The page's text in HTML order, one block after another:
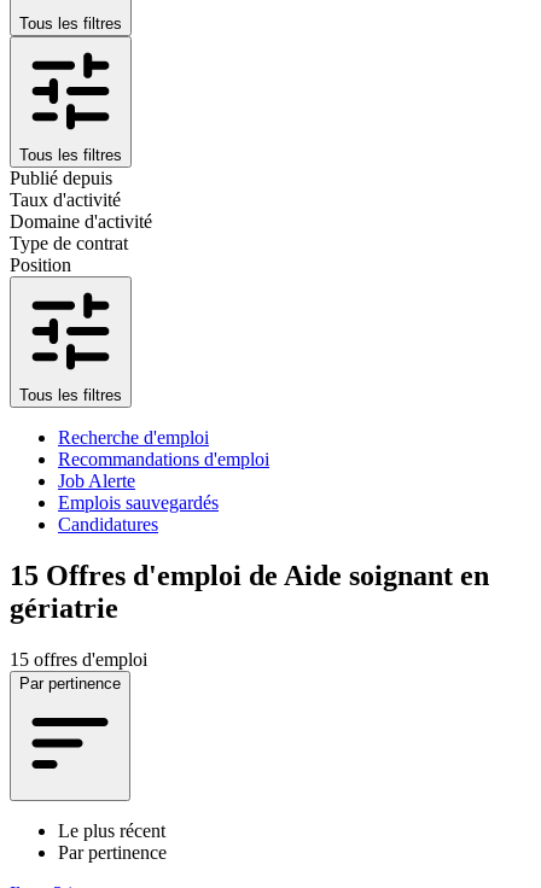
Tous les filtres
Tous les filtres
Publié depuis
Taux d'activité
Domaine d'activité
Type de contrat
Position
Tous les filtres
Recherche d'emploi
Recommandations d'emploi
Job Alerte
Emplois sauvegardés
Candidatures
15 Offres d'emploi de Aide soignant en
gériatrie
15 offres d'emploi
Par pertinence
Le plus récent
Par pertinence